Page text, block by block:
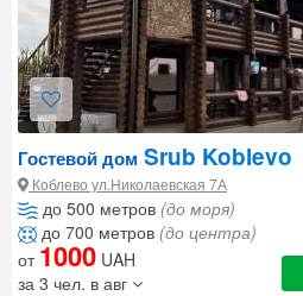
Гостевой дом Srub Koblevo
Коблево ул.Николаевская 7А
до 500 метров (до моря)
до 700 метров (до центра)
от 1000 UAH
за 3 чел. в авг